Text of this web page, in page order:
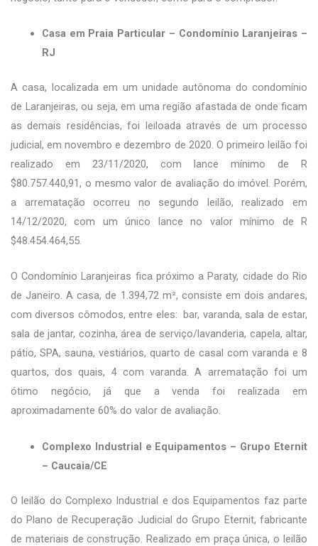
Casa em Praia Particular – Condomínio Laranjeiras –
RJ
A casa, localizada em um unidade autônoma do condomínio
de Laranjeiras, ou seja, em uma região afastada de onde ficam
as demais residências, foi leiloada através de um processo
judicial, em novembro e dezembro de 2020. O primeiro leilão foi
realizado em 23/11/2020, com lance mínimo de R
$80.757.440,91, o mesmo valor de avaliação do imóvel. Porém,
a arrematação ocorreu no segundo leilão, realizado em
14/12/2020, com um único lance no valor mínimo de R
$48.454.464,55.
O Condomínio Laranjeiras fica próximo a Paraty, cidade do Rio
de Janeiro. A casa, de 1.394,72 m², consiste em dois andares,
com diversos cômodos, entre eles: bar, varanda, sala de estar,
sala de jantar, cozinha, área de serviço/lavanderia, capela, altar,
pátio, SPA, sauna, vestiários, quarto de casal com varanda e 8
quartos, dos quais, 4 com varanda. A arrematação foi um
ótimo negócio, já que a venda foi realizada em
aproximadamente 60% do valor de avaliação.
Complexo Industrial e Equipamentos – Grupo Eternit
– Caucaia/CE
O leilão do Complexo Industrial e dos Equipamentos faz parte
do Plano de Recuperação Judicial do Grupo Eternit, fabricante
de materiais de construção. Realizado em praça única, o leilão